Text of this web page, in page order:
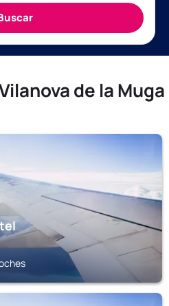
de la Muga